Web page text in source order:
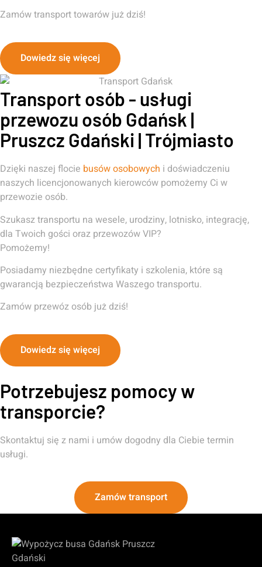
Zamów transport towarów już dziś!
Dowiedz się więcej
Transport osób - usługi
przewozu osób Gdańsk |
Pruszcz Gdański | Trójmiasto
Dzięki naszej flocie busów osobowych i doświadczeniu
naszych licencjonowanych kierowców pomożemy Ci w
przewozie osób.
Szukasz transportu na wesele, urodziny, lotnisko, integrację,
dla Twoich gości oraz przewozów VIP?
Pomożemy!
Posiadamy niezbędne certyfikaty i szkolenia, które są
gwarancją bezpieczeństwa Waszego transportu.
Zamów przewóz osób już dziś!
Dowiedz się więcej
Potrzebujesz pomocy w
transporcie?
Skontaktuj się z nami i umów dogodny dla Ciebie termin
usługi.
Zamów transport